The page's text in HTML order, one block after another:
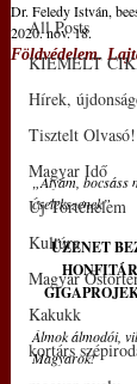
All Posts
KIEMELT
Hírek,
Tisztelt Olvasó!
Magyar Idő
Új Történelem
Kultúra
Magyar
Kakukk
kortárs
Földvédelem.
Dr. Feledy István,
2020. nov. 18.
„Atyám, bocsáss
cselekszenek”
ÜZENET
Álmok álmodói,
Magyarok!